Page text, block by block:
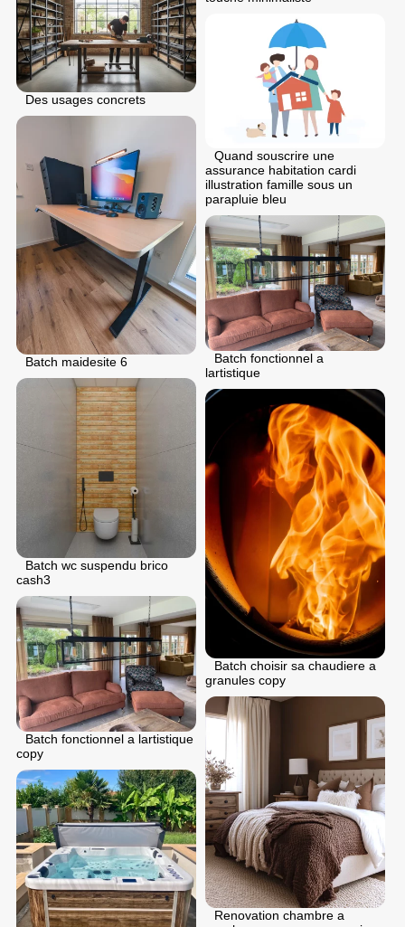
Des usages concrets
Quand souscrire une
assurance habitation cardi
illustration famille sous un
parapluie bleu
Batch maidesite 6
Batch fonctionnel a
lartistique
Batch wc suspendu brico
cash3
Batch choisir sa chaudiere a
granules copy
Batch fonctionnel a lartistique
copy
Renovation chambre a